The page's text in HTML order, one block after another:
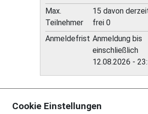
Max.
Teilnehmer
15 davon
frei 0
Anmeldefrist Anmeldung bis
einschließlich
12.08.2026 -
Cookie Einstellungen